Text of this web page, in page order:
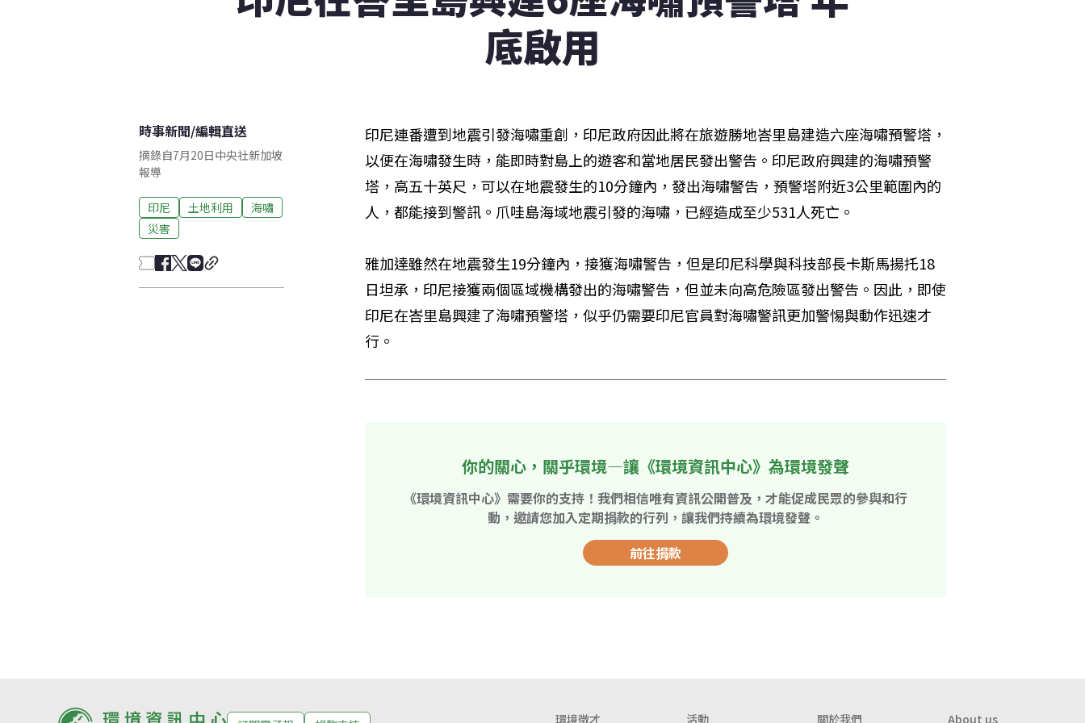
底啟用
時事新聞/編輯直送
摘錄自7月20日中央社新加坡
報導
印尼 土地利用
海嘯
災害
印尼連番遭到地震引發海嘯重創，印尼政府因此將在旅遊勝地峇里島建造六座海嘯預警塔，
以便在海嘯發生時，能即時對島上的遊客和當地居民發出警告。印尼政府興建的海嘯預警
塔，高五十英尺，可以在地震發生的10分鐘內，發出海嘯警告，預警塔附近3公里範圍內的
人，都能接到警訊。爪哇島海域地震引發的海嘯，已經造成至少531人死亡。
雅加達雖然在地震發生19分鐘內，接獲海嘯警告，但是印尼科學與科技部長卡斯馬揚托18
日坦承，印尼接獲兩個區域機構發出的海嘯警告，但並未向高危險區發出警告。因此，即使
印尼在峇里島興建了海嘯預警塔，似乎仍需要印尼官員對海嘯警訊更加警惕與動作迅速才
行。
你的關心，關乎環境—讓《環境資訊中心》為環境發聲
《環境資訊中心》需要你的支持！我們相信唯有資訊公開普及，才能促成民眾的參與和行
動，邀請您加入定期捐款的行列，讓我們持續為環境發聲。
前往捐款
環境徵才 活動 關於我們 About us